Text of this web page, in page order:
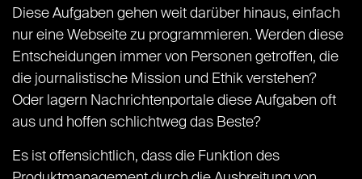
Diese Aufgaben gehen weit darüber hinaus, einfach
nur eine Webseite zu programmieren. Werden diese
Entscheidungen immer von Personen getroffen, die
die journalistische Mission und Ethik verstehen?
Oder lagern Nachrichtenportale diese Aufgaben oft
aus und hoffen schlichtweg das Beste?
Es ist offensichtlich, dass die Funktion des